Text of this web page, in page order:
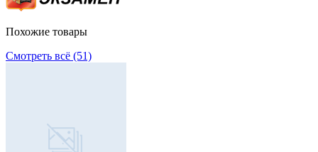
Похожие товары
Смотреть всё (51)